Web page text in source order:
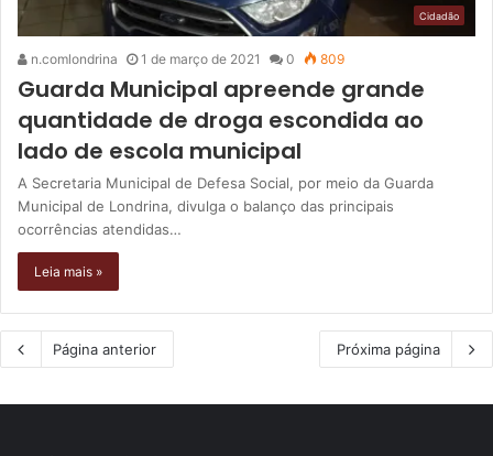
Cidadão
n.comlondrina 1 de março de 2021 0 809
Guarda Municipal apreende grande
quantidade de droga escondida ao
lado de escola municipal
A Secretaria Municipal de Defesa Social, por meio da Guarda
Municipal de Londrina, divulga o balanço das principais
ocorrências atendidas…
Leia mais »
Página anterior Próxima página